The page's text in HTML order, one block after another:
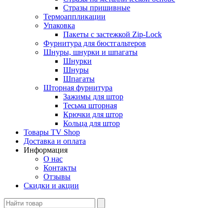
Стразы пришивные
Термоаппликации
Упаковка
Пакеты с застежкой Zip-Lock
Фурнитура для бюстгальтеров
Шнуры, шнурки и шпагаты
Шнурки
Шнуры
Шпагаты
Шторная фурнитура
Зажимы для штор
Тесьма шторная
Крючки для штор
Кольца для штор
Товары TV Shop
Доставка и оплата
Информация
О нас
Контакты
Отзывы
Скидки и акции